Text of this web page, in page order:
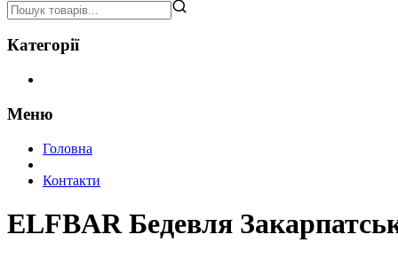
Категорії
Меню
Головна
Контакти
ELFBAR Бедевля